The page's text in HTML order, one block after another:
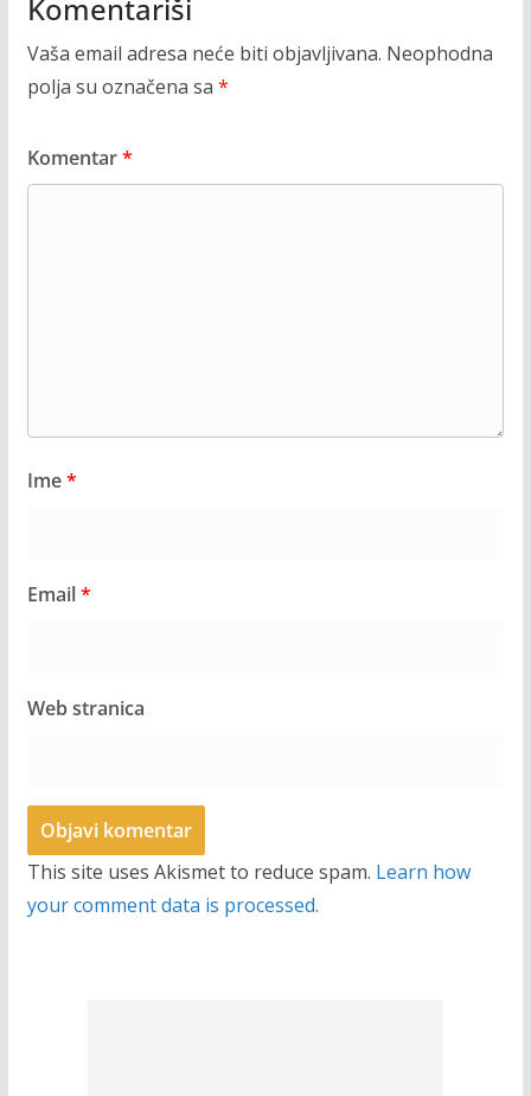
Komentariši
Vaša email adresa neće biti objavljivana. Neophodna
polja su označena sa *
Komentar*
Ime*
Email*
Web stranica
This site uses Akismet to reduce spam. Learn how
your comment data is processed.